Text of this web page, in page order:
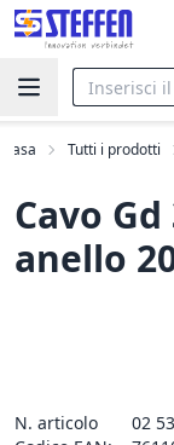
Casa Tutti i prodotti
Cavo
anello
N. articolo
02